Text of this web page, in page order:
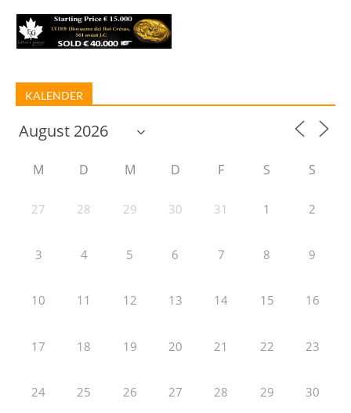
KALENDER
M D M D F S S
27 28 29 30 31 1 2
3 4 5 6 7 8 9
10 11 12 13 14 15 16
17 18 19 20 21 22 23
24 25 26 27 28 29 30